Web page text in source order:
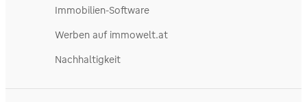
Immobilien-Software
Werben auf immowelt.at
Nachhaltigkeit